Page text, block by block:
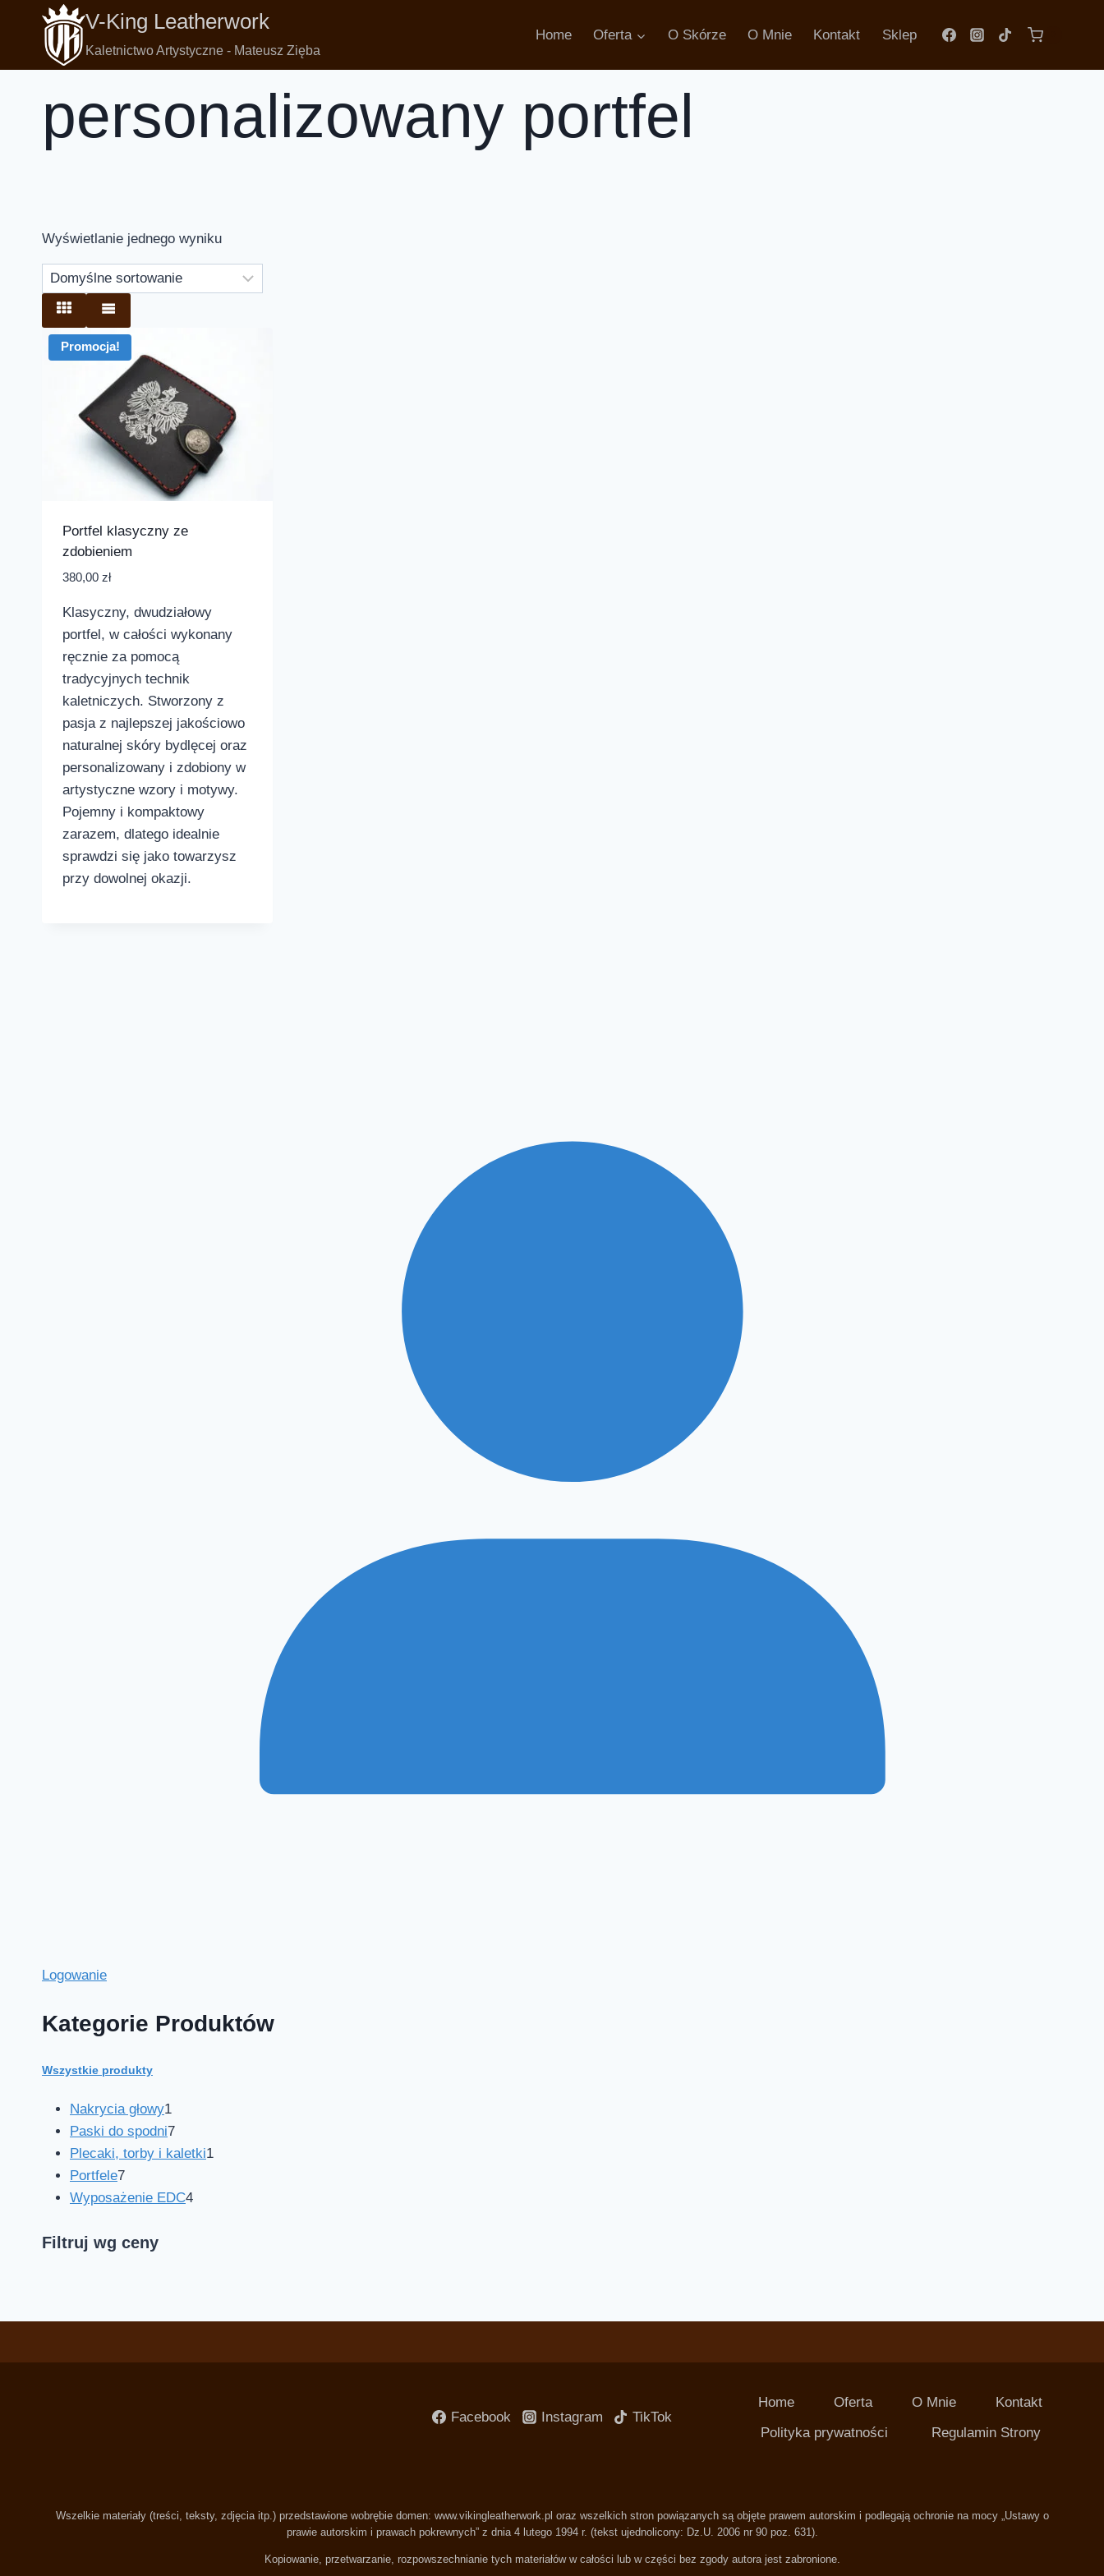
V-King Leatherwork
Kaletnictwo Artystyczne - Mateusz Zięba
Home Oferta O Skórze O Mnie Kontakt Sklep
personalizowany portfel
Wyświetlanie jednego wyniku
Promocja!
Portfel klasyczny ze
zdobieniem
380,00 zł
Klasyczny, dwudziałowy
portfel, w całości wykonany
ręcznie za pomocą
tradycyjnych technik
kaletniczych. Stworzony z
pasja z najlepszej jakościowo
naturalnej skóry bydlęcej oraz
personalizowany i zdobiony w
artystyczne wzory i motywy.
Pojemny i kompaktowy
zarazem, dlatego idealnie
sprawdzi się jako towarzysz
przy dowolnej okazji.
Logowanie
Kategorie Produktów
Wszystkie produkty
Nakrycia głowy1
Paski do spodni7
Plecaki, torby i kaletki1
Portfele7
Wyposażenie EDC4
Filtruj wg ceny
Facebook Instagram TikTok
Home Oferta O Mnie
Kontakt
Polityka prywatności
Regulamin Strony
Wszelkie materiały (treści, teksty, zdjęcia itp.) przedstawione wobrębie domen: www.vikingleatherwork.pl oraz wszelkich stron powiązanych są objęte prawem autorskim i podlegają ochronie na mocy „Ustawy o
prawie autorskim i prawach pokrewnych” z dnia 4 lutego 1994 r. (tekst ujednolicony: Dz.U. 2006 nr 90 poz. 631).
Kopiowanie, przetwarzanie, rozpowszechnianie tych materiałów w całości lub w części bez zgody autora jest zabronione.